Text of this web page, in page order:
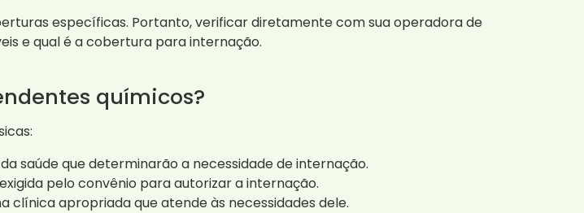
específicas. Portanto, verificar diretamente com sua operadora de
e qual é a cobertura para internação.
químicos?
saúde que determinarão a necessidade de internação.
pelo convênio para autorizar a internação.
clínica apropriada que atende às necessidades dele.